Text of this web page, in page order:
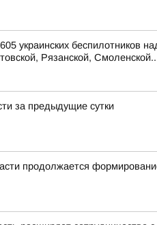
украинских беспилотников
Рязанской,
за предыдущие сутки
продолжается